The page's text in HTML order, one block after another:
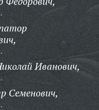
Иванович,
Семенович,